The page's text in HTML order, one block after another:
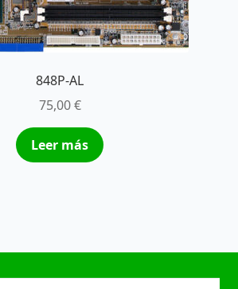
848P-AL
75,00€
Leer más